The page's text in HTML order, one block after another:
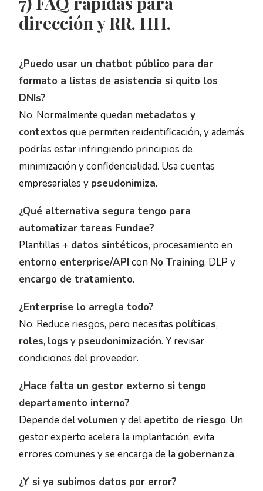
dirección y RR. HH.
¿Puedo usar un chatbot público para dar
formato a listas de asistencia si quito los
DNIs?
No. Normalmente quedan metadatos y
contextos que permiten reidentificación, y además
podrías estar infringiendo principios de
minimización y confidencialidad. Usa cuentas
empresariales y pseudonimiza.
¿Qué alternativa segura tengo para
automatizar tareas Fundae?
Plantillas + datos sintéticos, procesamiento en
entorno enterprise/APIcon No Training, DLP y
encargo de tratamiento.
¿Enterprise lo arregla todo?
No. Reduce riesgos, pero necesitas políticas,
roles, logs y pseudonimización. Y revisar
condiciones del proveedor.
¿Hace falta un gestor externo si tengo
departamento interno?
Depende delvolumen y delapetito de riesgo. Un
gestor experto acelera la implantación, evita
errores comunes y se encarga de la gobernanza.
¿Y si ya subimos datos por error?